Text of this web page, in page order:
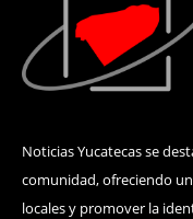
Noticias Yucatecas se
comunidad, ofreciendo
locales y promover la